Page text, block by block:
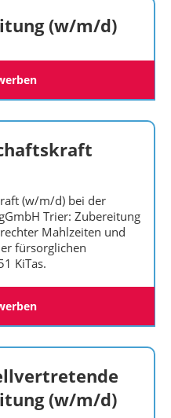
(w/m/d)
(w/m/d) bei der
Trier: Zubereitung
Mahlzeiten und
fürsorglichen
KiTas.
(w/m/d)